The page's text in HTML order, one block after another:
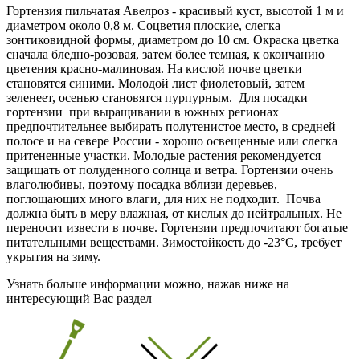
Гортензия пильчатая Авелроз - красивый куст, высотой 1 м и
диаметром около 0,8 м. Соцветия плоские, слегка
зонтиковидной формы, диаметром до 10 см. Окраска цветка
сначала бледно-розовая, затем более темная, к окончанию
цветения красно-малиновая. На кислой почве цветки
становятся синими. Молодой лист фиолетовый, затем
зеленеет, осенью становятся пурпурным. Для посадки
гортензии при выращивании в южных регионах
предпочтительнее выбирать полутенистое место, в средней
полосе и на севере России - хорошо освещенные или слегка
притененные участки. Молодые растения рекомендуется
защищать от полуденного солнца и ветра. Гортензии очень
влаголюбивы, поэтому посадка вблизи деревьев,
поглощающих много влаги, для них не подходит. Почва
должна быть в меру влажная, от кислых до нейтральных. Не
переносит извести в почве. Гортензии предпочитают богатые
питательными веществами. Зимостойкость до -23°C, требует
укрытия на зиму.
Узнать больше информации можно, нажав ниже на
интересующий Вас раздел